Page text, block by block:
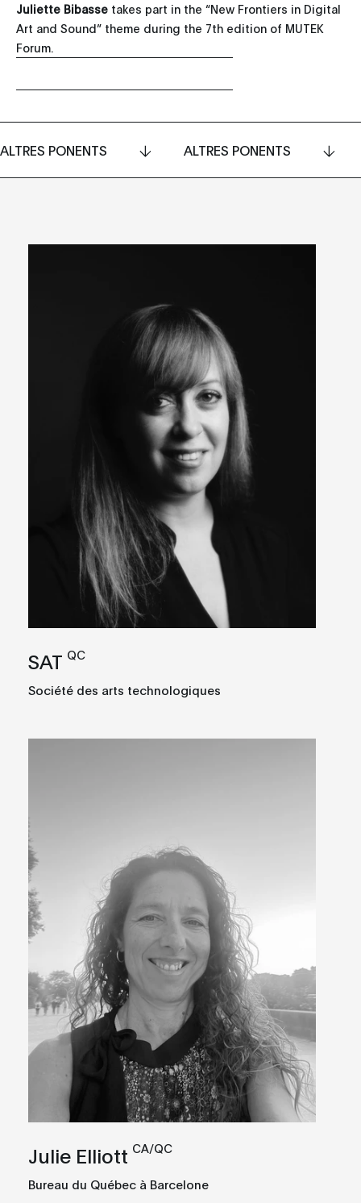
Juliette Bibasse takes part in the “New Frontiers in Digital
Art and Sound” theme during the 7th edition of MUTEK
Forum.
ALTRES PONENTS ALTRES PONENTS
SAT QC
Société des arts technologiques
Julie Elliott CA/QC
Bureau du Québec à Barcelone